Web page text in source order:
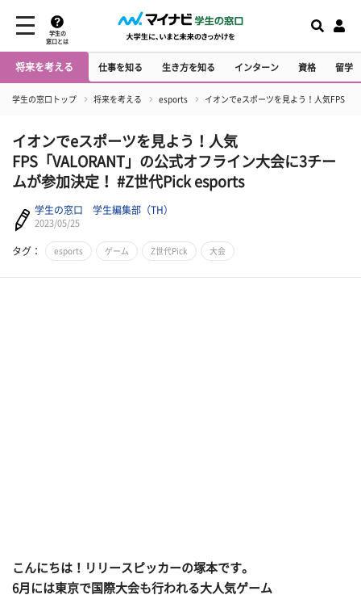
学生の
窓口とは
将来を考える 仕事を知る 生き方を知る インターン 資格 留学
学生の窓口トップ 将来を考える esports イオンでeスポーツを見よう！人気FPS「
イオンでeスポーツを見よう！人気
FPS「VALORANT」の公式オフライン大会に3チー
ムが参加決定！ #Z世代Pick esports
学生の窓口 学生編集部（TH）
2023/05/25
タグ： esports ゲーム Z世代Pick 大会
こんにちは！リリースピッカーの塚本です。
6月には東京で国際大会も行われる大人気ゲーム